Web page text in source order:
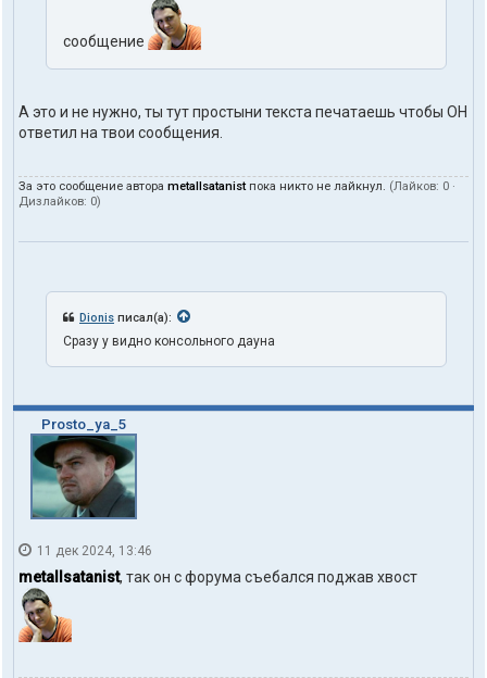
сообщение
А это и не нужно, ты тут простыни текста печатаешь чтобы ОН
ответил на твои сообщения.
За это сообщение автора metallsatanistпока никто не лайкнул. (Лайков: 0 ·
Дизлайков: 0)
Dionis писал(а):
Сразу у видно консольного дауна
Prosto_ya_5
11 дек 2024, 13:46
metallsatanist, так он с форума съебался поджав хвост